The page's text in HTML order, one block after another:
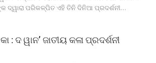
ଦ୍ୱାରା ପରିକଳ୍ପିତ ଏହି ତିନି ଦିନିଆ ପ୍ରଦର୍ଶନୀ…
ଦ ୱାନ’ ଜାତୀୟ କଳା ପ୍ରଦର୍ଶନୀ